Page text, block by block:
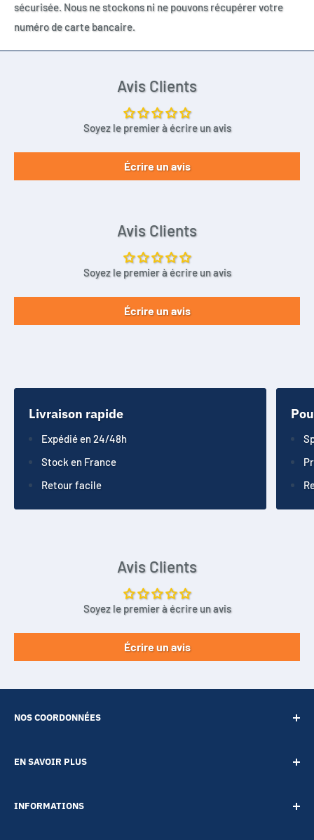
sécurisée. Nous ne stockons ni ne pouvons récupérer votre
numéro de carte bancaire.
Avis Clients
Soyez le premier à écrire un avis
Écrire un avis
Avis Clients
Soyez le premier à écrire un avis
Écrire un avis
Livraison rapide
Expédié en 24/48h
Stock en France
Retour facile
Avis Clients
Soyez le premier à écrire un avis
Écrire un avis
NOS COORDONNÉES
EN SAVOIR PLUS
A propos
INFORMATIONS